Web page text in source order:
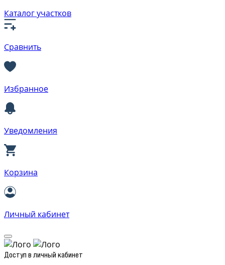
Каталог участков
Сравнить
Избранное
Уведомления
Корзина
Личный кабинет
Доступ в личный кабинет